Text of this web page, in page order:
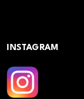
INSTAGRAM